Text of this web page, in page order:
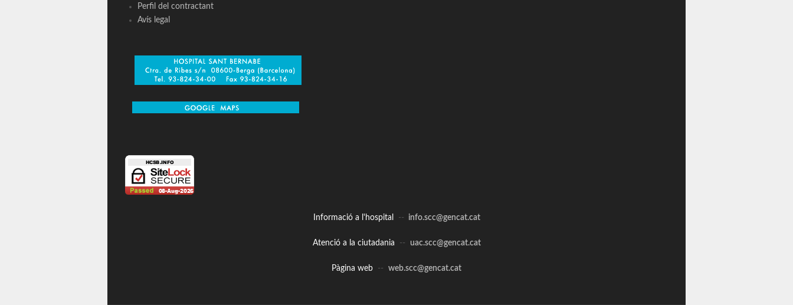
Perfil del contractant
Avís legal
Informació a l'hospital -- info.scc@gencat.cat
Atenció a la ciutadania -- uac.scc@gencat.cat
Pàgina web -- web.scc@gencat.cat